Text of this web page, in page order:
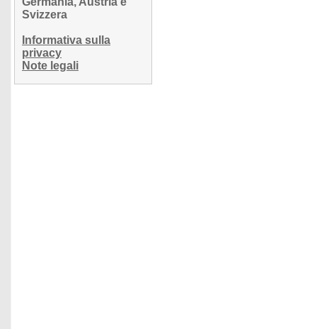
Svizzera
Informativa sulla
privacy
Note legali